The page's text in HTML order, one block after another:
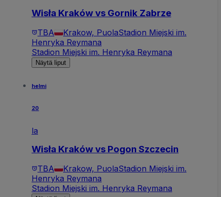
Wisła Kraków vs Gornik Zabrze
TBA Krakow, PuolaStadion Miejski im.
Henryka Reymana
Stadion Miejski im. Henryka Reymana
Näytä liput
helmi
20
la
Wisła Kraków vs Pogon Szczecin
TBA Krakow, PuolaStadion Miejski im.
Henryka Reymana
Stadion Miejski im. Henryka Reymana